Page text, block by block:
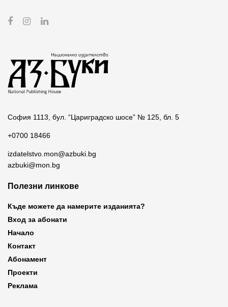
София 1113, бул. “Цариградско шосе” № 125, бл. 5
+0700 18466
izdatelstvo.mon@azbuki.bg
azbuki@mon.bg
Полезни линкове
Къде можете да намерите изданията?
Вход за абонати
Начало
Контакт
Абонамент
Проекти
Реклама